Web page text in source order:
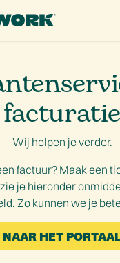
facturatie
Wij helpen je verder.
factuur? Maak een
je hieronder
Zo kunnen we je
NAAR HET